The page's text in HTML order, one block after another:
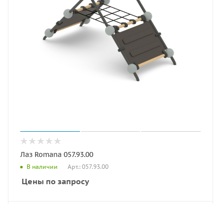
Лаз Romana 057.93.00
В наличии Арт.: 057.93.00
Цены по запросу